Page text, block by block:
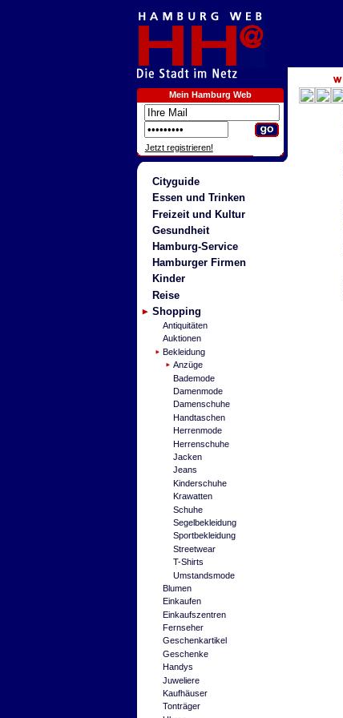
Mein Hamburg Web
Jetzt registrieren!
Cityguide
Essen und Trinken
Freizeit und Kultur
Gesundheit
Hamburg-Service
Hamburger Firmen
Kinder
Reise
Shopping
Antiquitäten
Auktionen
Bekleidung
Anzüge
Bademode
Damenmode
Damenschuhe
Handtaschen
Herrenmode
Herrenschuhe
Jacken
Jeans
Kinderschuhe
Krawatten
Schuhe
Segelbekleidung
Sportbekleidung
Streetwear
T-Shirts
Umstandsmode
Blumen
Einkaufen
Einkaufszentren
Fernseher
Geschenkartikel
Geschenke
Handys
Juweliere
Kaufhäuser
Tonträger